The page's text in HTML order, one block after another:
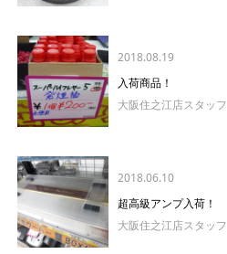
2018.08.19
入荷商品！
大阪住之江店スタッフ
2018.06.10
超高級アンプ入荷！
大阪住之江店スタッフ